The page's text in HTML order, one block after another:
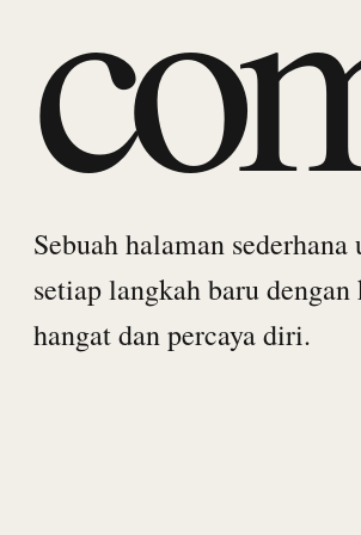
Sebuah halaman
setiap langkah baru
hangat dan percaya diri.